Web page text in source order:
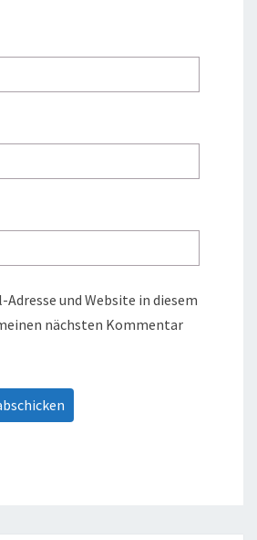
Adresse und Website in diesem
nächsten Kommentar